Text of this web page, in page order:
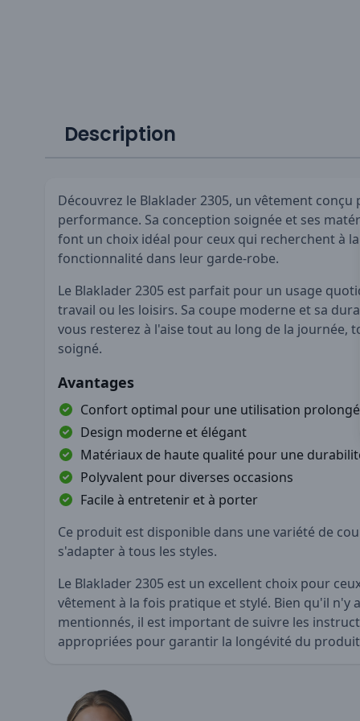
Description
Découvrez le Blaklader 2305, un vêtement
performance. Sa conception soignée et ses
font un choix idéal pour ceux qui recherchent à
fonctionnalité dans leur garde-robe.
Le Blaklader 2305 est parfait pour un usage
travail ou les loisirs. Sa coupe moderne et sa
vous resterez à l'aise tout au long de la journée,
soigné.
Avantages
Confort optimal pour une utilisation prolongée
Design moderne et élégant
Matériaux de haute qualité pour une
Polyvalent pour diverses occasions
Facile à entretenir et à porter
Ce produit est disponible dans une variété de
s'adapter à tous les styles.
Le Blaklader 2305 est un excellent choix pour
vêtement à la fois pratique et stylé. Bien qu'il n'y
mentionnés, il est important de suivre les
appropriées pour garantir la longévité du